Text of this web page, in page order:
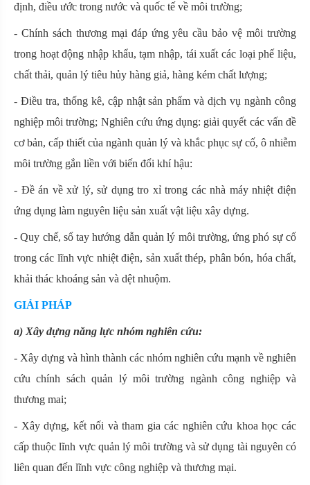
định, điều ước trong nước và quốc tế về môi trường;
- Chính sách thương mại đáp ứng yêu cầu bảo vệ môi trường
trong hoạt động nhập khẩu, tạm nhập, tái xuất các loại phế liệu,
chất thải, quản lý tiêu hủy hàng giả, hàng kém chất lượng;
- Điều tra, thống kê, cập nhật sản phẩm và dịch vụ ngành công
nghiệp môi trường; Nghiên cứu ứng dụng: giải quyết các vấn đề
cơ bản, cấp thiết của ngành quản lý và khắc phục sự cố, ô nhiễm
môi trường gắn liền với biến đổi khí hậu:
- Đề án về xử lý, sử dụng tro xỉ trong các nhà máy nhiệt điện
ứng dụng làm nguyên liệu sản xuất vật liệu xây dựng.
- Quy chế, sổ tay hướng dẫn quản lý môi trường, ứng phó sự cố
trong các lĩnh vực nhiệt điện, sản xuất thép, phân bón, hóa chất,
khải thác khoáng sản và dệt nhuộm.
GIẢI PHÁP
a) Xây dựng năng lực nhóm nghiên cứu:
- Xây dựng và hình thành các nhóm nghiên cứu mạnh về nghiên
cứu chính sách quản lý môi trường ngành công nghiệp và
thương mai;
- Xây dựng, kết nối và tham gia các nghiên cứu khoa học các
cấp thuộc lĩnh vực quản lý môi trường và sử dụng tài nguyên có
liên quan đến lĩnh vực công nghiệp và thương mại.